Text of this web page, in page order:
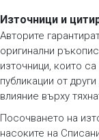
Източници и
Авторите
оригинални
източници, които
публикации от
влияние върху
Посочването на
насоките на